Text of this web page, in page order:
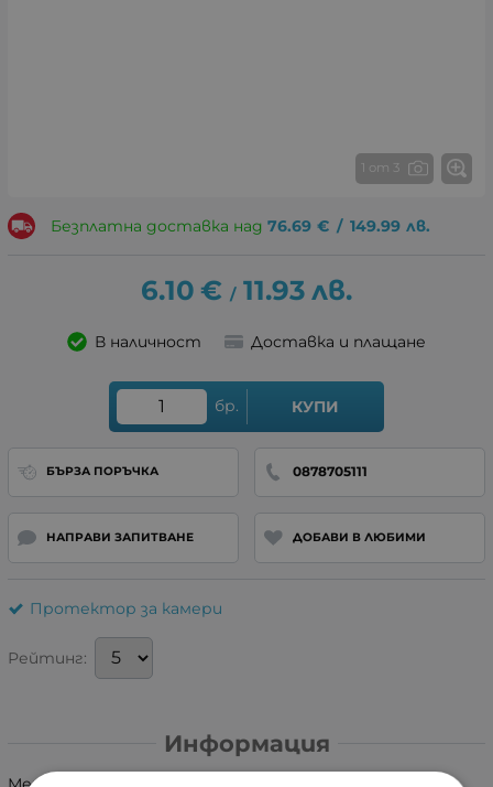
1 от 3
Безплатна доставка над 76.69 € / 149.99 лв.
6.10 € / 11.93 лв.
В наличност Доставка и плащане
бр. КУПИ
БЪРЗА ПОРЪЧКА 0878705111
НАПРАВИ ЗАПИТВАНЕ ДОБАВИ В ЛЮБИМИ
Протектор за камери
Рейтинг:
Информация